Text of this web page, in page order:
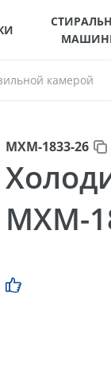
камерой
МХМ-1833-26
МХМ-